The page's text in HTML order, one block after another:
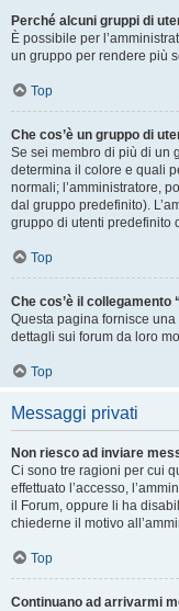
Perché alcuni gruppi di
È possibile per
un gruppo per rendere più
Top
Che cos’è un gruppo di
Se sei membro di più di un
determina il colore e quali
normali; l’amministratore,
dal gruppo predefinito).
gruppo di utenti predefinito
Top
Che cos’è il collegamento
Questa pagina fornisce
dettagli sui forum da loro
Top
Messaggi privati
Non riesco ad inviare
Ci sono tre ragioni per cui
effettuato l’accesso,
il Forum, oppure li ha
chiederne il motivo
Top
Continuano ad arrivarmi